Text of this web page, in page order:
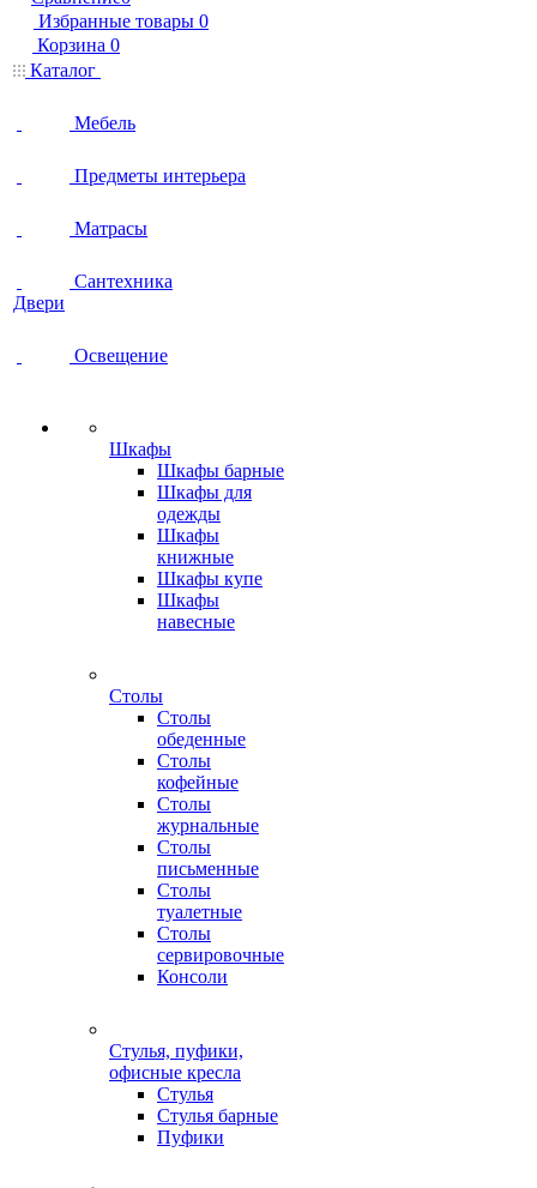
Избранные товары 0
Корзина 0
Каталог
Мебель
Предметы интерьера
Матрасы
Сантехника
Двери
Освещение
Шкафы
Шкафы барные
Шкафы для
одежды
Шкафы
книжные
Шкафы купе
Шкафы
навесные
Столы
Столы
обеденные
Столы
кофейные
Столы
журнальные
Столы
письменные
Столы
туалетные
Столы
сервировочные
Консоли
Стулья, пуфики,
офисные кресла
Стулья
Стулья барные
Пуфики